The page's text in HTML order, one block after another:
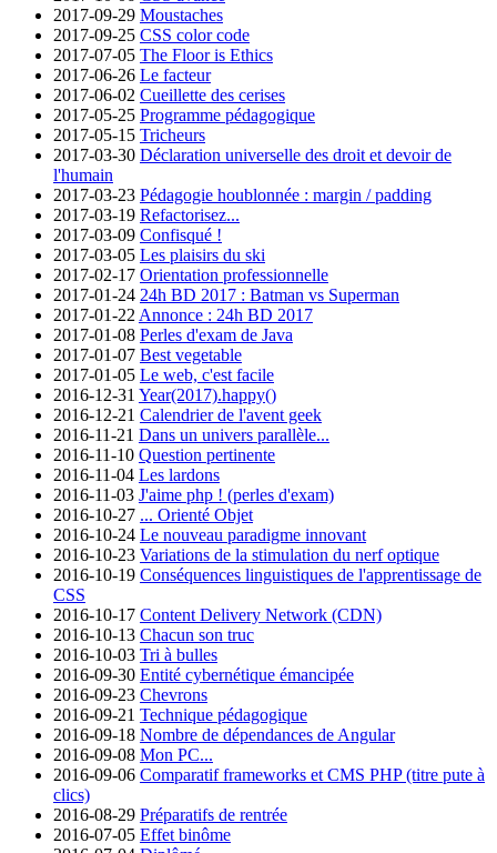
2017-09-29 Moustaches
2017-09-25 CSS color code
2017-07-05 The Floor is Ethics
2017-06-26 Le facteur
2017-06-02 Cueillette des cerises
2017-05-25 Programme pédagogique
2017-05-15 Tricheurs
2017-03-30 Déclaration universelle des droit et devoir de
l'humain
2017-03-23 Pédagogie houblonnée : margin / padding
2017-03-19 Refactorisez...
2017-03-09 Confisqué !
2017-03-05 Les plaisirs du ski
2017-02-17 Orientation professionnelle
2017-01-24 24h BD 2017 : Batman vs Superman
2017-01-22 Annonce : 24h BD 2017
2017-01-08 Perles d'exam de Java
2017-01-07 Best vegetable
2017-01-05 Le web, c'est facile
2016-12-31 Year(2017).happy()
2016-12-21 Calendrier de l'avent geek
2016-11-21 Dans un univers parallèle...
2016-11-10 Question pertinente
2016-11-04 Les lardons
2016-11-03 J'aime php ! (perles d'exam)
2016-10-27 ... Orienté Objet
2016-10-24 Le nouveau paradigme innovant
2016-10-23 Variations de la stimulation du nerf optique
2016-10-19 Conséquences linguistiques de l'apprentissage de
CSS
2016-10-17 Content Delivery Network (CDN)
2016-10-13 Chacun son truc
2016-10-03 Tri à bulles
2016-09-30 Entité cybernétique émancipée
2016-09-23 Chevrons
2016-09-21 Technique pédagogique
2016-09-18 Nombre de dépendances de Angular
2016-09-08 Mon PC...
2016-09-06 Comparatif frameworks et CMS PHP (titre pute à
clics)
2016-08-29 Préparatifs de rentrée
2016-07-05 Effet binôme